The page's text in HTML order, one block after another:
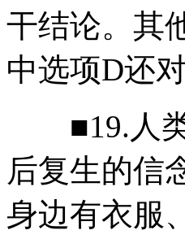
干结论。其
中选项D还
■19.人类
后复生的信
身边有衣服